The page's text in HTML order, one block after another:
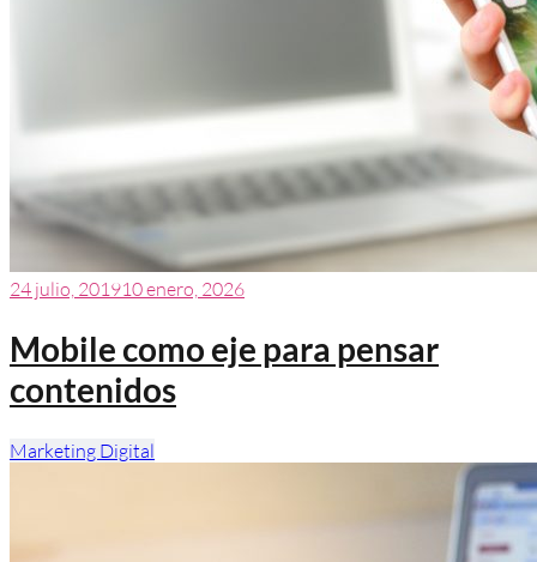
24 julio, 201910 enero, 2026
Mobile como eje para pensar
contenidos
Marketing Digital